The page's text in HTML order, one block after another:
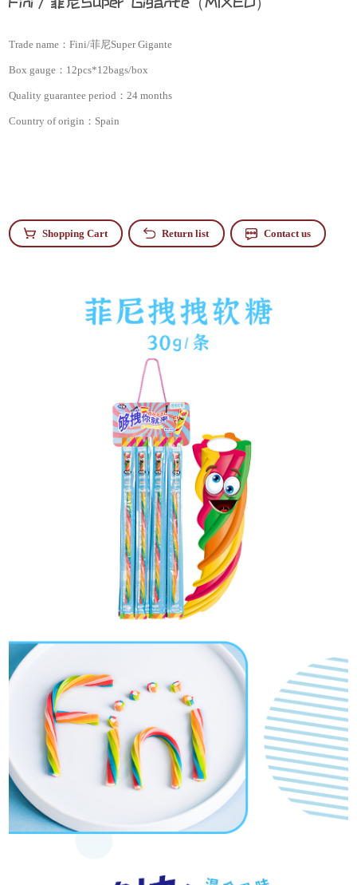
Trade name：Fini/菲尼Super Gigante
Box gauge： 12pcs*12bags/box
Quality guarantee period： 24 months
Country of origin： Spain
Shopping Cart Return list Contact us